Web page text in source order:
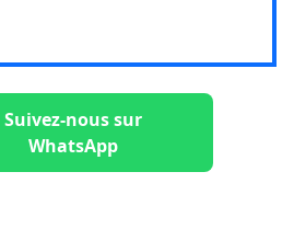
Suivez-nous sur
WhatsApp